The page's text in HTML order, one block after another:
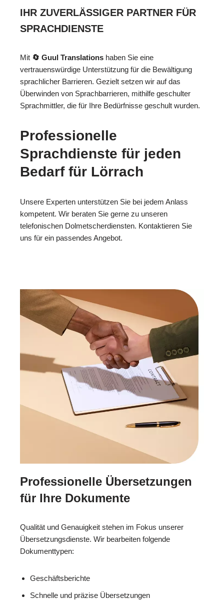
IHR ZUVERLÄSSIGER PARTNER FÜR
SPRACHDIENSTE
Mit 🔄 Guul Translations haben Sie eine
vertrauenswürdige Unterstützung für die Bewältigung
sprachlicher Barrieren. Gezielt setzen wir auf das
Überwinden von Sprachbarrieren, mithilfe geschulter
Sprachmittler, die für Ihre Bedürfnisse geschult wurden.
Professionelle
Sprachdienste für jeden
Bedarf für Lörrach
Unsere Experten unterstützen Sie bei jedem Anlass
kompetent. Wir beraten Sie gerne zu unseren
telefonischen Dolmetscherdiensten. Kontaktieren Sie
uns für ein passendes Angebot.
Professionelle Übersetzungen
für Ihre Dokumente
Qualität und Genauigkeit stehen im Fokus unserer
Übersetzungsdienste. Wir bearbeiten folgende
Dokumenttypen:
Geschäftsberichte
Schnelle und präzise Übersetzungen